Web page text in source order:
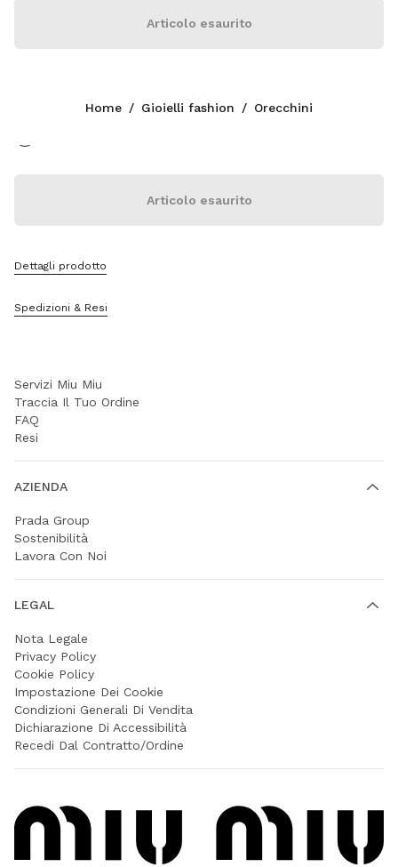
Articolo esaurito
Bianco
Articolo esaurito
Dettagli prodotto
Spedizioni & Resi
Home / Gioielli fashion / Orecchini
Contatti
Sitemap
Servizi Miu Miu
Traccia Il Tuo Ordine
FAQ
Resi
AZIENDA
Prada Group
Sostenibilità
Lavora Con Noi
LEGAL
Nota Legale
Privacy Policy
Cookie Policy
Impostazione Dei Cookie
Condizioni Generali Di Vendita
Dichiarazione Di Accessibilità
Recedi Dal Contratto/Ordine